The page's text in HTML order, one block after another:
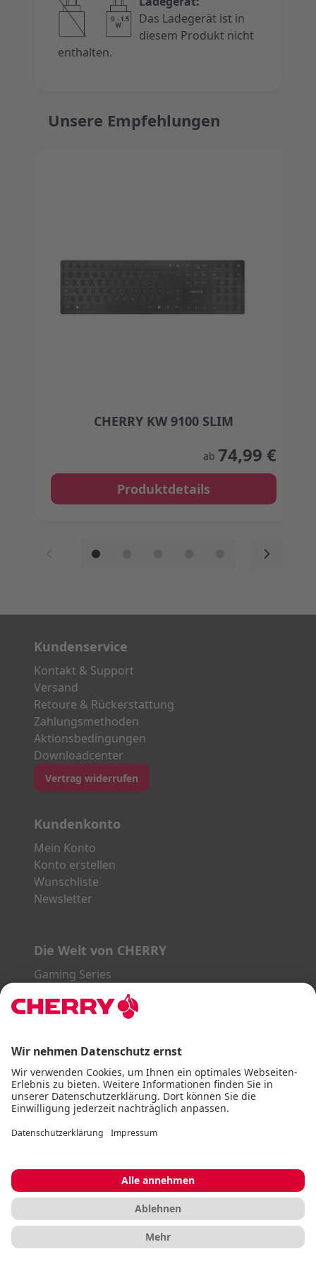
Das Ladegerät ist in
diesem Produkt nicht
enthalten.
Unsere Empfehlungen
CHERRY KW 9100 SLIM
ab 74,99 €
Produktdetails
Kundenservice
Kontakt & Support
Versand
Retoure & Rückerstattung
Zahlungsmethoden
Aktionsbedingungen
Downloadcenter
Vertrag widerrufen
Kundenkonto
Mein Konto
Konto erstellen
Wunschliste
Newsletter
Die Welt von CHERRY
Gaming Series
SLIM Line
Unsere Partner:
PayPal Visa MastercardAmerican Express
DHL
Barrierefreiheitserklärung
Cookie Einstellungen
© CHERRY